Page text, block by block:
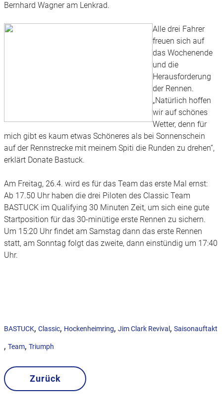
Bernhard Wagner am Lenkrad.
Alle drei Fahrer
freuen sich auf
das Wochenende
und die
Herausforderung
der Rennen.
„Natürlich hoffen
wir auf schönes
Wetter, denn für
mich gibt es kaum etwas Schöneres als bei Sonnenschein
auf der Rennstrecke mit meinem Spiti die Runden zu drehen“,
erklärt Donate Bastuck.
Am Freitag, 26.4. wird es für das Team das erste Mal ernst:
Ab 17.50 Uhr haben die drei Piloten des Classic Team
BASTUCK im Qualifying 30 Minuten Zeit, um sich eine gute
Startposition für das 30-minütige erste Rennen zu sichern.
Um 15:20 Uhr findet am Samstag dann das erste Rennen
statt, am Sonntag folgt das zweite, dann einstündig um 17:40
Uhr.
BASTUCK, Classic, Hockenheimring, Jim Clark Revival , Saisonauftakt
, Team, Triumph
Zurück